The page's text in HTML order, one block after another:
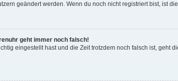
geändert werden. Wenn du noch nicht registriert bist, ist
geht immer noch falsch!
eingestellt hast und die Zeit trotzdem noch falsch ist, geht